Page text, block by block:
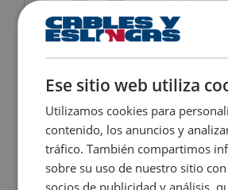
Sujetacables Powertex
Ver producto
PLM
Ese sitio web utiliza
Utilizamos cookies para
contenido, los anuncios y
tráfico. También compartimos
sobre su uso de nuestro sitio
socios de publicidad y análisis,